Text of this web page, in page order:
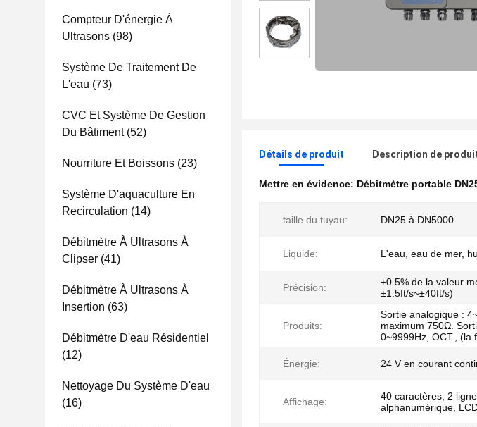
Compteur D'énergie À
Ultrasons (98)
Système De Traitement De
L'eau (73)
CVC Et Système De Gestion
Du Bâtiment(52)
Nourriture Et Boissons (23)
Système D'aquaculture En
Recirculation (14)
Débitmètre À Ultrasons À
Clipser (41)
Débitmètre À Ultrasons À
Insertion (63)
Débitmètre D'eau Résidentiel
(12)
Nettoyage Du Système D'eau
(16)
Détails de produit Description de
Mettre en évidence: Débitmètre portable
taille du tuyau: DN25 à DN5000
Liquide: L'eau, eau de mer,
Précision:
±0.5% de la valeur
±1.5ft/s~±40ft/s)
Produits:
Sortie analogique :
maximum 750Ω.
0~9999Hz, OCT., (la
Énergie: 24 V en courant
Affichage:
40 caractères, 2
alphanumérique,